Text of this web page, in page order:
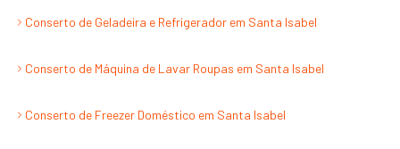
Conserto de Geladeira e Refrigerador em Santa Isabel
Conserto de Máquina de Lavar Roupas em Santa Isabel
Conserto de Freezer Doméstico em Santa Isabel